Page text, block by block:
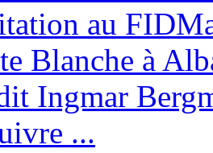
au
Blanche à
Ingmar
...